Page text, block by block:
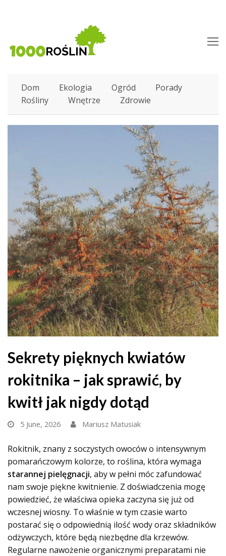
Dom Ekologia Ogród
Porady
Rośliny
Wnętrze Zdrowie
Sekrety pięknych kwiatów
rokitnika – jak sprawić, by
kwitł jak nigdy dotąd
5 June, 2026 Mariusz Matusiak
Rokitnik, znany z soczystych owoców o intensywnym
pomarańczowym kolorze, to roślina, która wymaga
starannej pielęgnacji, aby w pełni móc zafundować
nam swoje piękne kwitnienie. Z doświadczenia mogę
powiedzieć, że właściwa opieka zaczyna się już od
wczesnej wiosny. To właśnie w tym czasie warto
postarać się o odpowiednią ilość wody oraz składników
odżywczych, które będą niezbędne dla krzewów.
Regularne nawożenie organicznymi preparatami nie